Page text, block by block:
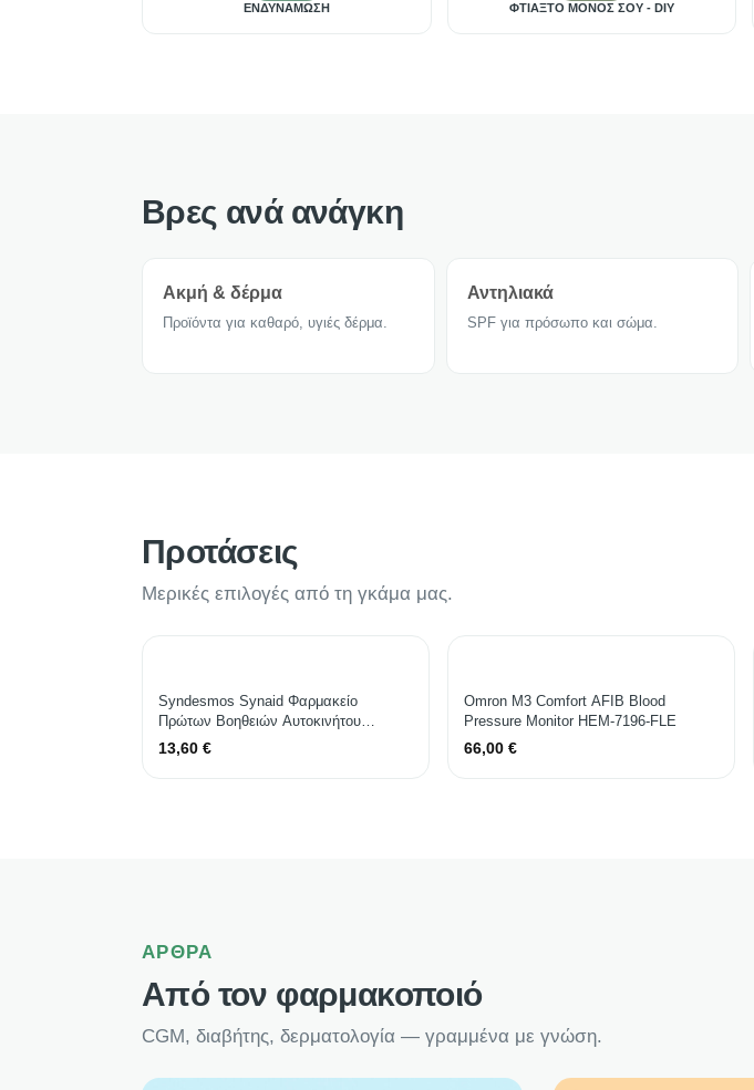
ΕΝΔΥΝΑΜΩΣΗ ΦΤΙΑΞΤΟ ΜΟΝΟΣ ΣΟΥ - DIY
Βρες ανά ανάγκη
Ακμή & δέρμα
Προϊόντα για καθαρό, υγιές δέρμα.
Αντηλιακά
SPF για πρόσωπο και σώμα.
Προτάσεις
Μερικές επιλογές από τη γκάμα μας.
Syndesmos Synaid Φαρμακείο
Πρώτων Βοηθειών Αυτοκινήτου
Τσαντάκι με Εξοπλισμό 104694
13,60 €
Omron M3 Comfort AFIB Blood
Pressure Monitor HEM-7196-FLE
66,00 €
ΆΡΘΡΑ
Από τον φαρμακοποιό
CGM, διαβήτης, δερματολογία — γραμμένα με γνώση.